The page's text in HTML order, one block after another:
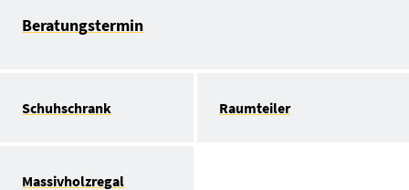
Beratungstermin
Schuhschrank Raumteiler
Massivholzregal